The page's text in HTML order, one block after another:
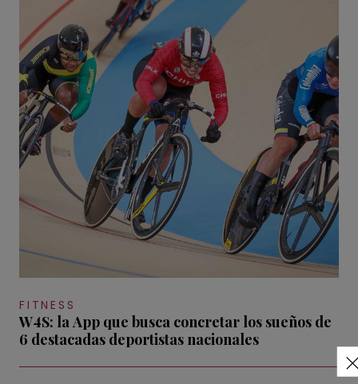
FITNESS
W4S: la App que busca concretar los sueños de
6 destacadas deportistas nacionales